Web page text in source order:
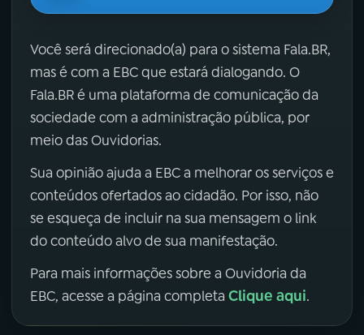
Você será direcionado(a) para o sistema Fala.BR,
mas é com a EBC que estará dialogando. O
Fala.BR é uma plataforma de comunicação da
sociedade com a administração pública, por
meio das Ouvidorias.
Sua opinião ajuda a EBC a melhorar os serviços e
conteúdos ofertados ao cidadão. Por isso, não
se esqueça de incluir na sua mensagem o link
do conteúdo alvo de sua manifestação.
Para mais informações sobre a Ouvidoria da
EBC, acesse a página completa Clique aqui.